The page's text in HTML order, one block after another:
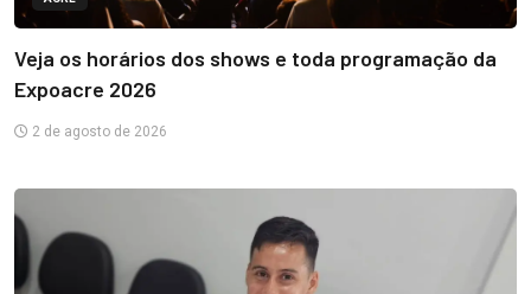
Veja os horários dos shows e toda programação da
Expoacre 2026
2 de agosto de 2026